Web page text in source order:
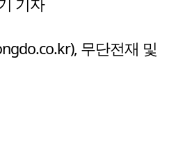
기자
무단전재 및